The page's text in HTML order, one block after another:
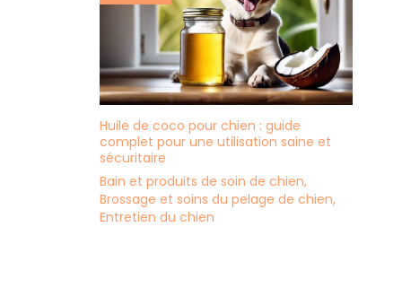
Huile de coco pour chien : guide
complet pour une utilisation saine et
sécuritaire
Bain et produits de soin de chien,
Brossage et soins du pelage de chien,
Entretien du chien